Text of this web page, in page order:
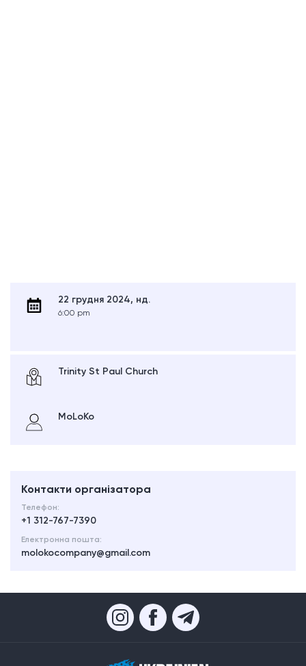
22 грудня 2024, нд.
6:00 pm
Trinity St Paul Church
MoLoKo
Контакти організатора
Телефон:
+1 312-767-7390
Електронна пошта:
molokocompany@gmail.com